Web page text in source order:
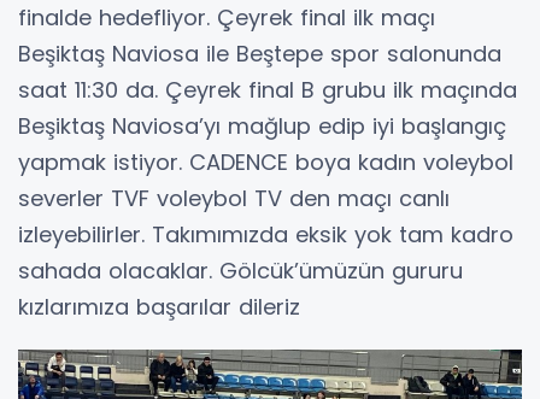
finalde hedefliyor. Çeyrek final ilk maçı
Beşiktaş Naviosa ile Beştepe spor salonunda
saat 11:30 da. Çeyrek final B grubu ilk maçında
Beşiktaş Naviosa’yı mağlup edip iyi başlangıç
yapmak istiyor. CADENCE boya kadın voleybol
severler TVF voleybol TV den maçı canlı
izleyebilirler. Takımımızda eksik yok tam kadro
sahada olacaklar. Gölcük’ümüzün gururu
kızlarımıza başarılar dileriz